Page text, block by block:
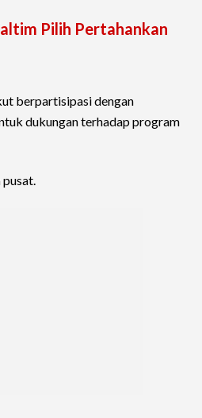
Pilih Pertahankan
berpartisipasi dengan
dukungan terhadap program
pusat.